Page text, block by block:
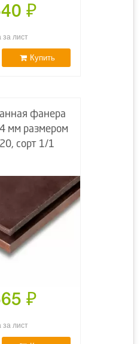
₽
за лист
Купить
фанера
мм размером
сорт 1/1
₽
за лист